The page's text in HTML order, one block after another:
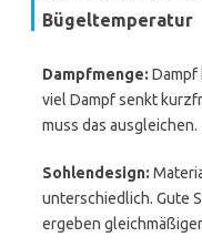
Bügeltemperatur
Dampfmenge: Dampf
viel Dampf senkt
muss das ausgleichen.
Sohlendesign:
unterschiedlich. Gute
ergeben